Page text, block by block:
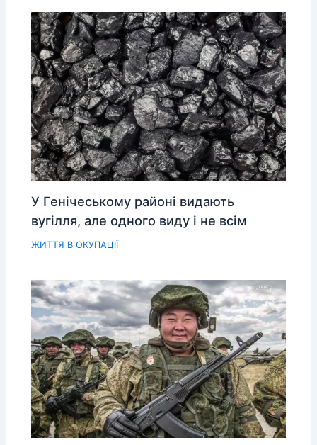
У Генічеському районі видають
вугілля, але одного виду і не всім
ЖИТТЯ В ОКУПАЦІЇ